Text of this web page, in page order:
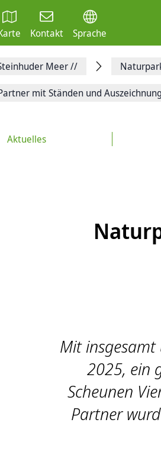
Kontakt Sprache
Meer//
mit Ständen und
Aktuelles
Mit
2025, ein
Scheunen
Partner